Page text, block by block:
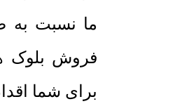
ما نسبت به
برای شما